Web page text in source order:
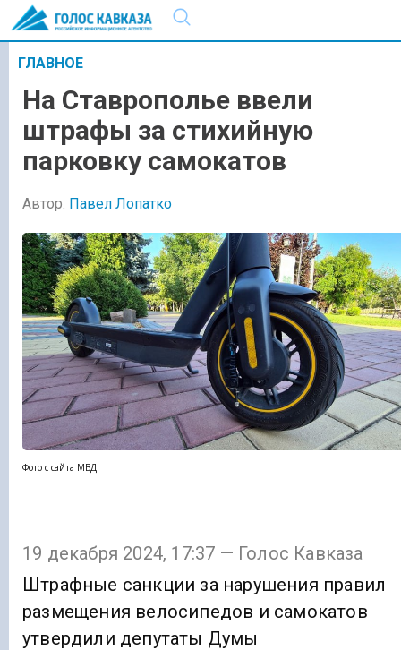
ГЛАВНОЕ
На Ставрополье ввели
штрафы за стихийную
парковку самокатов
Автор: Павел Лопатко
Фото с сайта МВД
19 декабря 2024, 17:37 — Голос Кавказа
Штрафные санкции за нарушения правил
размещения велосипедов и самокатов
утвердили депутаты Думы